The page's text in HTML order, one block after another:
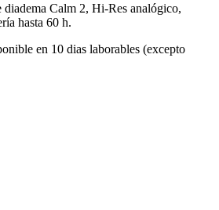
Calm 2, Hi-Res analógico,
hasta 60 h.
en 10 dias laborables (excepto